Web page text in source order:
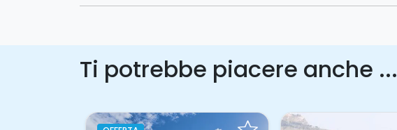
Ti potrebbe piacere anche ...